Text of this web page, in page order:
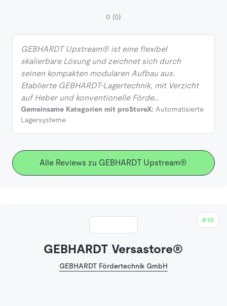
0 (0)
GEBHARDT Upstream® ist eine flexibel
skalierbare Lösung und zeichnet sich durch
seinen kompakten modularen Aufbau aus.
Etablierte GEBHARDT-Lagertechnik, mit Verzicht
auf Heber und konventionelle Förde…
Gemeinsame Kategorien mit proStoreX: Automatisierte
Lagersysteme
Alle Reviews zu GEBHARDT Upstream®
#18
GEBHARDT Versastore®
GEBHARDT Fördertechnik GmbH